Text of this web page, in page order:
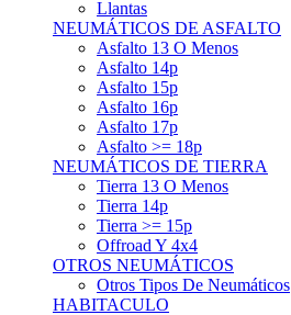
Llantas
NEUMÁTICOS DE ASFALTO
Asfalto 13 O Menos
Asfalto 14p
Asfalto 15p
Asfalto 16p
Asfalto 17p
Asfalto >= 18p
NEUMÁTICOS DE TIERRA
Tierra 13 O Menos
Tierra 14p
Tierra >= 15p
Offroad Y 4x4
OTROS NEUMÁTICOS
Otros Tipos De Neumáticos
HABITACULO